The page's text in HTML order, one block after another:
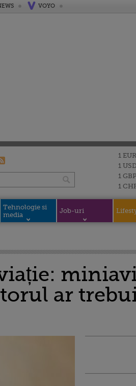
VOYO
1 EUR
1
1 GBP
1
Tehnologie si
media
Job-uri
ar